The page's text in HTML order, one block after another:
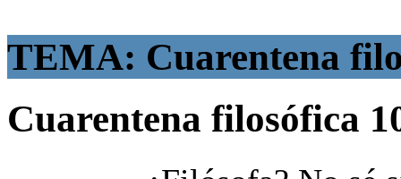
TEMA: Cuarentena
Cuarentena filosófica